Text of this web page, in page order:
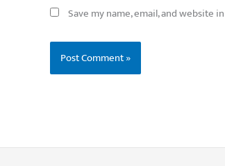
Save my name, email, and